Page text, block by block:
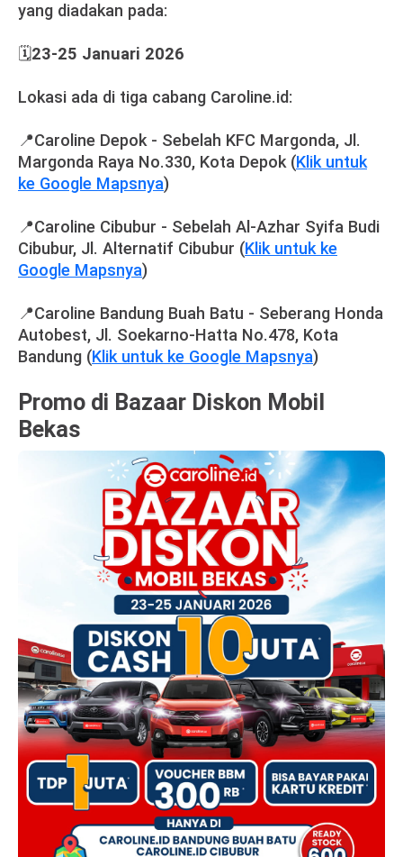
yang diadakan pada:
🗓️23-25 Januari 2026
Lokasi ada di tiga cabang Caroline.id:
📍Caroline Depok - Sebelah KFC Margonda, Jl.
Margonda Raya No.330, Kota Depok (Klik untuk
ke Google Mapsnya)
📍Caroline Cibubur - Sebelah Al-Azhar Syifa Budi
Cibubur, Jl. Alternatif Cibubur (Klik untuk ke
Google Mapsnya)
📍Caroline Bandung Buah Batu - Seberang Honda
Autobest, Jl. Soekarno-Hatta No.478, Kota
Bandung (Klik untuk ke Google Mapsnya)
Promo di Bazaar Diskon Mobil
Bekas